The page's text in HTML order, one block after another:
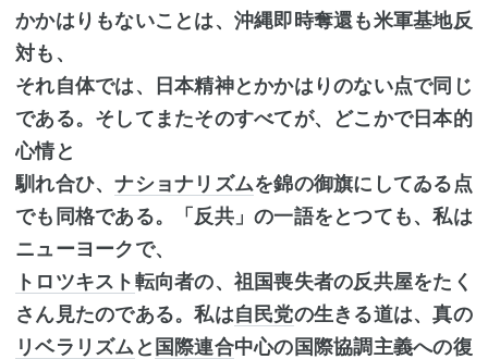
かかはりもないことは、沖縄即時奪還も米軍基地反
対も、
それ自体では、日本精神とかかはりのない点で同じ
である。そしてまたそのすべてが、どこかで日本的
心情と
馴れ合ひ、ナショナリズムを錦の御旗にしてゐる点
でも同格である。「反共」の一語をとつても、私は
ニューヨークで、
トロツキスト転向者の、祖国喪失者の反共屋をたく
さん見たのである。私は自民党の生きる道は、真の
リベラリズム と 国際連合中心の国際協調主義への復